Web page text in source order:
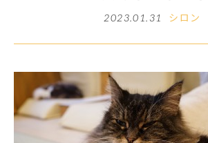
2023.01.31 シロン